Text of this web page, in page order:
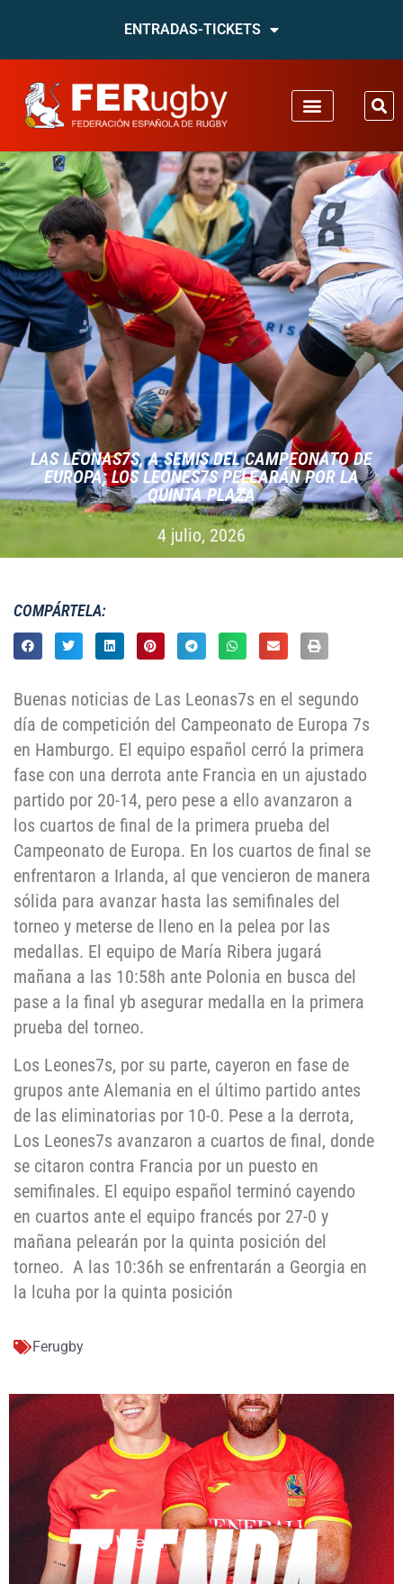
ENTRADAS-TICKETS
LAS LEONAS7S, A SEMIS DEL CAMPEONATO DE
EUROPA; LOS LEONES7S PELEARÁN POR LA
QUINTA PLAZA
4 julio, 2026
COMPÁRTELA:
Buenas noticias de Las Leonas7s en el segundo
día de competición del Campeonato de Europa 7s
en Hamburgo. El equipo español cerró la primera
fase con una derrota ante Francia en un ajustado
partido por 20-14, pero pese a ello avanzaron a
los cuartos de final de la primera prueba del
Campeonato de Europa. En los cuartos de final se
enfrentaron a Irlanda, al que vencieron de manera
sólida para avanzar hasta las semifinales del
torneo y meterse de lleno en la pelea por las
medallas. El equipo de María Ribera jugará
mañana a las 10:58h ante Polonia en busca del
pase a la final yb asegurar medalla en la primera
prueba del torneo.
Los Leones7s, por su parte, cayeron en fase de
grupos ante Alemania en el último partido antes
de las eliminatorias por 10-0. Pese a la derrota,
Los Leones7s avanzaron a cuartos de final, donde
se citaron contra Francia por un puesto en
semifinales. El equipo español terminó cayendo
en cuartos ante el equipo francés por 27-0 y
mañana pelearán por la quinta posición del
torneo. A las 10:36h se enfrentarán a Georgia en
la lcuha por la quinta posición
Ferugby